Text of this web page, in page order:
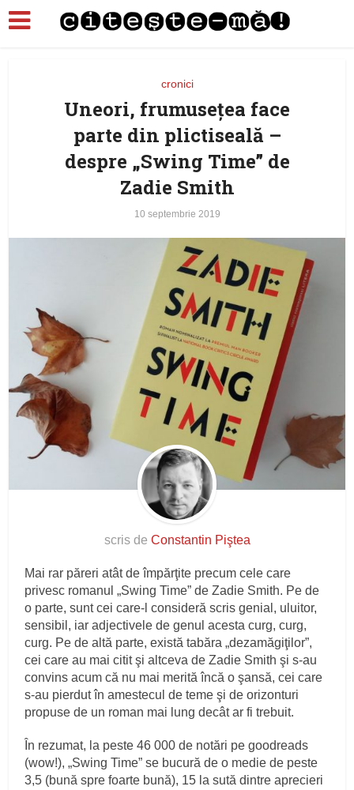
cronici
Uneori, frumuseţea face
parte din plictiseală –
despre „Swing Time” de
Zadie Smith
10 septembrie 2019
scris de Constantin Piştea
Mai rar păreri atât de împărţite precum cele care
privesc romanul „Swing Time” de Zadie Smith. Pe de
o parte, sunt cei care-l consideră scris genial, uluitor,
sensibil, iar adjectivele de genul acesta curg, curg,
curg. Pe de altă parte, există tabăra „dezamăgiţilor”,
cei care au mai citit şi altceva de Zadie Smith şi s-au
convins acum că nu mai merită încă o şansă, cei care
s-au pierdut în amestecul de teme şi de orizonturi
propuse de un roman mai lung decât ar fi trebuit.
În rezumat, la peste 46 000 de notări pe goodreads
(wow!), „Swing Time” se bucură de o medie de peste
3,5 (bună spre foarte bună), 15 la sută dintre aprecieri